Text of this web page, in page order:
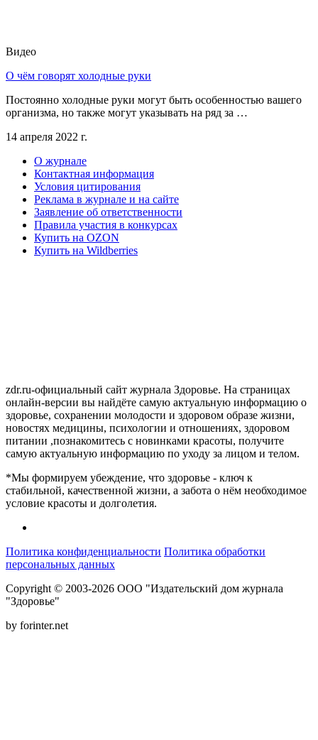
Видео
О чём говорят холодные руки
Постоянно холодные руки могут быть особенностью вашего
организма, но также могут указывать на ряд за …
14 апреля 2022 г.
О журнале
Контактная информация
Условия цитирования
Реклама в журнале и на сайте
Заявление об ответственности
Правила участия в конкурсах
Купить на OZON
Купить на Wildberries
zdr.ru-официальный сайт журнала Здоровье. На страницах
онлайн-версии вы найдёте самую актуальную информацию о
здоровье, сохранении молодости и здоровом образе жизни,
новостях медицины, психологии и отношениях, здоровом
питании ,познакомитесь с новинками красоты, получите
самую актуальную информацию по уходу за лицом и телом.
*Мы формируем убеждение, что здоровье - ключ к
стабильной, качественной жизни, а забота о нём необходимое
условие красоты и долголетия.
Политика конфиденциальности Политика обработки
персональных данных
Copyright © 2003-2026 ООО "Издательский дом журнала
"Здоровье"
by forinter.net